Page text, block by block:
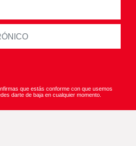
que estás conforme con que usemos
darte de baja en cualquier momento.